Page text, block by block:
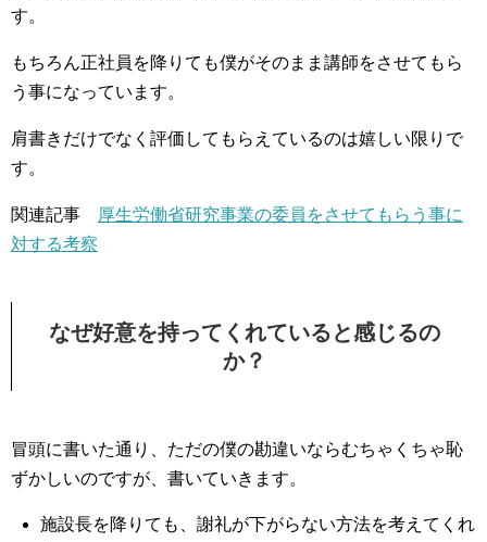
す。
もちろん正社員を降りても僕がそのまま講師をさせてもら
う事になっています。
肩書きだけでなく評価してもらえているのは嬉しい限りで
す。
関連記事
厚生労働省研究事業の委員をさせてもらう事に
対する考察
なぜ好意を持ってくれていると感じるの
か？
冒頭に書いた通り、ただの僕の勘違いならむちゃくちゃ恥
ずかしいのですが、書いていきます。
施設長を降りても、謝礼が下がらない方法を考えてくれ